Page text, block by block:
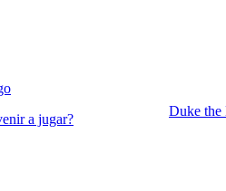
a jugar?
Duke the